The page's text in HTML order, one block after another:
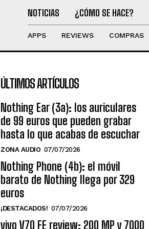
NOTICIAS ¿CÓMO SE HACE?
APPS REVIEWS COMPRAS
ÚLTIMOS ARTÍCULOS
Nothing Ear (3a): los auriculares
de 99 euros que pueden grabar
hasta lo que acabas de escuchar
ZONA AUDIO 07/07/2026
Nothing Phone (4b): el móvil
barato de Nothing llega por 329
euros
¡DESTACADOS! 07/07/2026
vivo V70 FE review: 200 MP y 7000